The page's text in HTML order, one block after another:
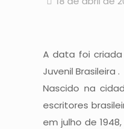
A data foi
Juvenil Brasileira .
Nascido na
escritores
em julho de